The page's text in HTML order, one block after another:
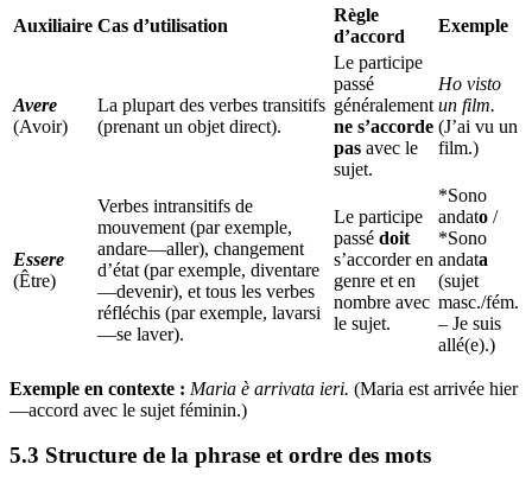
Auxiliaire Cas d’utilisation
Règle
d’accord
Exemple
Avere
(Avoir)
La plupart des verbes transitifs
(prenant un objet direct).
Le participe
passé
généralement
ne s’accorde
pas avec le
sujet.
Ho visto
un film.
(J’ai vu un
film.)
Essere
(Être)
Verbes intransitifs de
mouvement (par exemple,
andare—aller), changement
d’état (par exemple, diventare
—devenir), et tous les verbes
réfléchis (par exemple, lavarsi
—se laver).
Le participe
passé doit
s’accorder en
genre et en
nombre avec
le sujet.
*Sono
andato /
*Sono
andata
(sujet
masc./fém.
– Je suis
allé(e).)
Exemple en contexte : Maria è arrivata ieri. (Maria est arrivée hier
—accord avec le sujet féminin.)
5.3 Structure de la phrase et ordre des mots